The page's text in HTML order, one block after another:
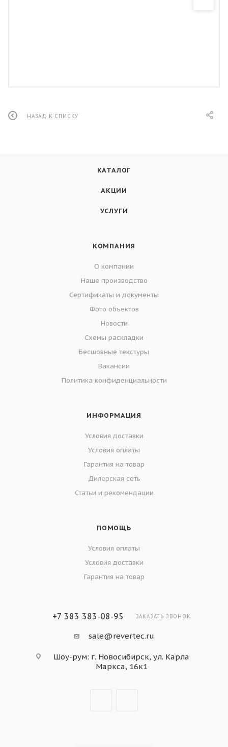
НАЗАД К СПИСКУ
КАТАЛОГ
АКЦИИ
УСЛУГИ
КОМПАНИЯ
О компании
Наше производство
Сертификаты и документы
Фото объектов
Новости
Схемы раскладки
Бесшовные текстуры
Вакансии
Политика конфиденциальности
ИНФОРМАЦИЯ
Условия доставки
Условия оплаты
Гарантия на товар
Дилерская сеть
Статьи и рекомендации
ПОМОЩЬ
Условия оплаты
Условия доставки
Гарантия на товар
+7 383 383-08-95 ЗАКАЗАТЬ ЗВОНОК
sale@revertec.ru
Шоу-рум: г. Новосибирск, ул. Карла
Маркса, 16к1